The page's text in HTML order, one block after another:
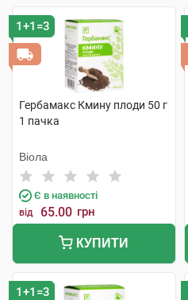
1+1=3
Гербамакс Кмину плоди 50 г
1 пачка
Віола
Є в наявності
від 65.00 грн
КУПИТИ
1+1=3